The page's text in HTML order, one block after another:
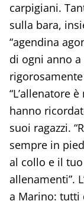
carpigiani.
sulla bara,
“agendina
di ogni anno
“L’allenatore
hanno
suoi ragazzi.
sempre in
al collo e il tuo
allenamenti”.
a Marino: tutti